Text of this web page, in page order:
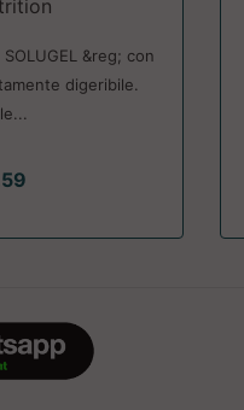
&reg; con
digeribile.